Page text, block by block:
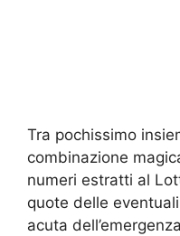
Tra pochissimo
combinazione
numeri estratti al
quote delle
acuta